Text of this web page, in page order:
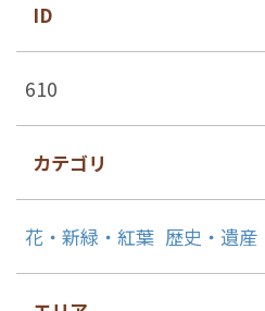
ID
610
カテゴリ
花・新緑・紅葉 歴史・遺産